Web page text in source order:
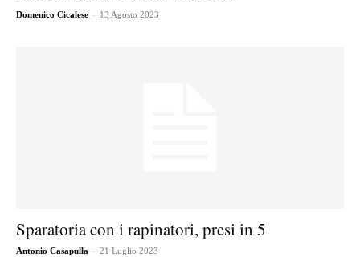
Domenico Cicalese - 13 Agosto 2023
Sparatoria con i rapinatori, presi in 5
Antonio Casapulla - 21 Luglio 2023